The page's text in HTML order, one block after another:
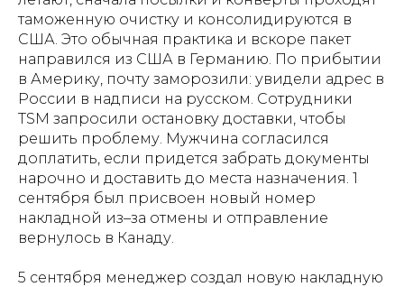
таможенную очистку и консолидируются в
США. Это обычная практика и вскоре пакет
направился из США в Германию. По прибытии
в Америку, почту заморозили: увидели адрес в
России в надписи на русском. Сотрудники
TSM запросили остановку доставки, чтобы
решить проблему. Мужчина согласился
доплатить, если придется забрать документы
нарочно и доставить до места назначения. 1
сентября был присвоен новый номер
накладной из–за отмены и отправление
вернулось в Канаду.
5 сентября менеджер создал новую накладную